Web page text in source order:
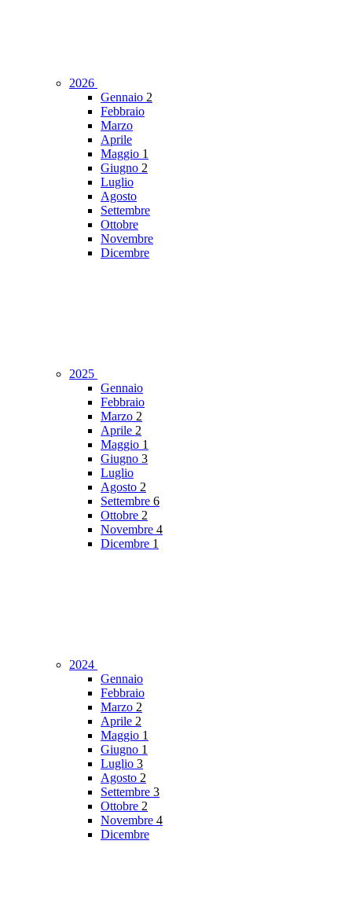
2026
Gennaio 2
Febbraio
Marzo
Aprile
Maggio 1
Giugno 2
Luglio
Agosto
Settembre
Ottobre
Novembre
Dicembre
2025
Gennaio
Febbraio
Marzo 2
Aprile 2
Maggio 1
Giugno 3
Luglio
Agosto 2
Settembre 6
Ottobre 2
Novembre 4
Dicembre 1
2024
Gennaio
Febbraio
Marzo 2
Aprile 2
Maggio 1
Giugno 1
Luglio 3
Agosto 2
Settembre 3
Ottobre 2
Novembre 4
Dicembre